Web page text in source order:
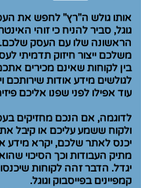
אותו גולש ה"רץ" לחפש את
גוגל, סביר להניח כי זוהי
הראשונה שלו עם העסק שלכם.
משלכם ייצור חיזוק תדמיתי
בין לקוחות שאינם מכירים
לגולשים מידע אודות שירותכם
עוד אפילו לפני שפנו אליכם
לדוגמה, אם הנכם מחזיקים
ולקוח ששמע עליכם או קיבל
יכנס לאתר שלכם, יקרא מידע
מתיק העבודות וכך הסיכוי
יגדל. הדבר זהה לקוחות
קמפיינים בפייסבוק וגוגל.